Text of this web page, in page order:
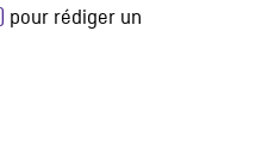
pour rédiger un